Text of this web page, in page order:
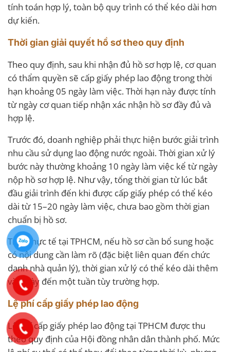
tính toán hợp lý, toàn bộ quy trình có thể kéo dài hơn
dự kiến.
Thời gian giải quyết hồ sơ theo quy định
Theo quy định, sau khi nhận đủ hồ sơ hợp lệ, cơ quan
có thẩm quyền sẽ cấp giấy phép lao động trong thời
hạn khoảng 05 ngày làm việc. Thời hạn này được tính
từ ngày cơ quan tiếp nhận xác nhận hồ sơ đầy đủ và
hợp lệ.
Trước đó, doanh nghiệp phải thực hiện bước giải trình
nhu cầu sử dụng lao động nước ngoài. Thời gian xử lý
bước này thường khoảng 10 ngày làm việc kể từ ngày
nộp hồ sơ hợp lệ. Như vậy, tổng thời gian từ lúc bắt
đầu giải trình đến khi được cấp giấy phép có thể kéo
dài từ 15–20 ngày làm việc, chưa bao gồm thời gian
chuẩn bị hồ sơ.
Trên thực tế tại TPHCM, nếu hồ sơ cần bổ sung hoặc
có nội dung cần làm rõ (đặc biệt liên quan đến chức
danh nhà quản lý), thời gian xử lý có thể kéo dài thêm
vài ngày đến một tuần tùy trường hợp.
Lệ phí cấp giấy phép lao động
Lệ phí cấp giấy phép lao động tại TPHCM được thu
theo quy định của Hội đồng nhân dân thành phố. Mức